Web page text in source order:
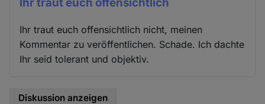
Ihr traut euch offensichtlich
Ihr traut euch offensichtlich nicht, meinen
Kommentar zu veröffentlichen. Schade. Ich dachte
Ihr seid tolerant und objektiv.
Diskussion anzeigen